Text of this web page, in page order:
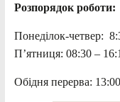
Розпорядок роботи:
Понеділок-четвер:
П’ятниця: 08:30 –
Обідня перерва: